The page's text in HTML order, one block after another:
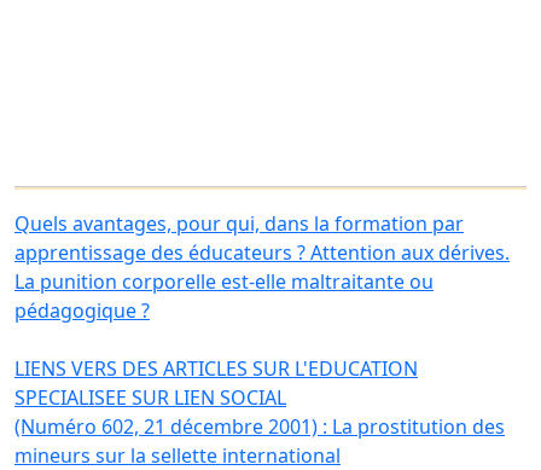
Quels avantages, pour qui, dans la formation par
apprentissage des éducateurs ? Attention aux dérives.
La punition corporelle est-elle maltraitante ou
pédagogique ?
LIENS VERS DES ARTICLES SUR L'EDUCATION
SPECIALISEE SUR LIEN SOCIAL
(Numéro 602, 21 décembre 2001) : La prostitution des
mineurs sur la sellette international